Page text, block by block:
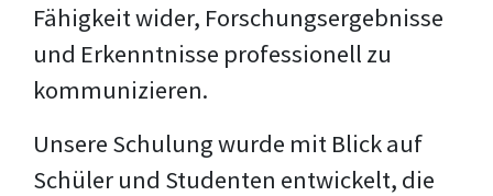
Fähigkeit wider, Forschungsergebnisse
und Erkenntnisse professionell zu
kommunizieren.
Unsere Schulung wurde mit Blick auf
Schüler und Studenten entwickelt, die